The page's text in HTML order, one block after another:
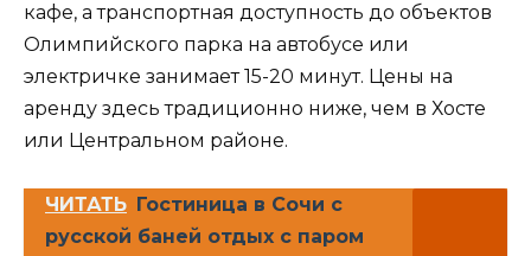
кафе, а транспортная доступность до объектов
Олимпийского парка на автобусе или
электричке занимает 15-20 минут. Цены на
аренду здесь традиционно ниже, чем в Хосте
или Центральном районе.
ЧИТАТЬ Гостиница в Сочи с
русской баней отдых с паром